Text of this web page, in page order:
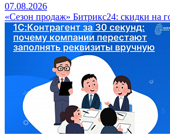
07.08.2026
«Сезон продаж» Битрикс24: скидки на